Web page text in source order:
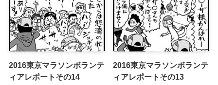
2016東京マラソンボランテ
ィアレポートその14
2016東京マラソンボランテ
ィアレポートその13